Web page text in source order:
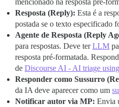
Resposta (Reply): Esta é a
postada se o texto especificado
Agente de Resposta (Reply
para respostas. Deve terLLM
resposta pré-formatada.
de Discourse AI - AI triage
Responder como Sussurro
da IA deve aparecer como um
Notificar autor via MP: Envia